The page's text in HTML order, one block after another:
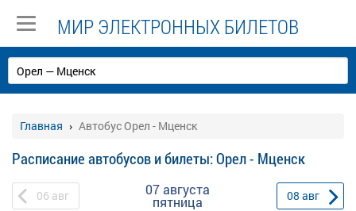
МИР ЭЛЕКТРОННЫХ БИЛЕТОВ
Главная Автобус Орел - Мценск
Расписание автобусов и билеты: Орел - Мценск
06 авг 07 августа
пятница 08 авг